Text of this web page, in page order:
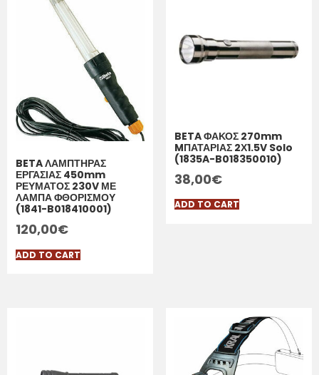
BETA ΛΑΜΠΤΗΡΑΣ
ΕΡΓΑΣΙΑΣ 450mm
ΡΕΥΜΑΤΟΣ 230V ΜΕ
ΛΑΜΠΑ ΦΘΟΡΙΣΜΟΥ
(1841-B018410001)
120,00€
ADD TO CART
BETA ΦΑΚΟΣ 270mm
MΠΑΤΑΡΙΑΣ 2Χ1.5V Solo
(1835A-B018350010)
38,00€
ADD TO CART